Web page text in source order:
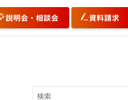
説明会・相談会 資料請求